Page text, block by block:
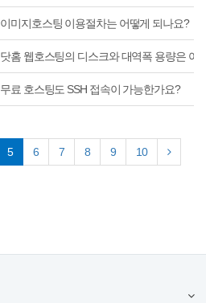
이미지호스팅 이용절차는 어떻게 되나요?
닷홈 웹호스팅의 디스크와 대역폭 용량은 어
무료 호스팅도 SSH 접속이 가능한가요?
5(current)
6 7 8 9 10